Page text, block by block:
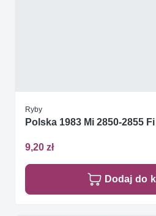
Ryby
Polska 1983 Mi 2850-2855
9,20 zł
Dodaj do